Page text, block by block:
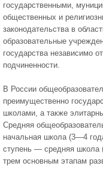
государственными,
общественных и
законодательства в
образовательные
государства независимо
подчиненности.
В России
преимущественно
школами, а также
Средняя
начальная школа (3—4
ступень — средняя школа
трем основным этапам